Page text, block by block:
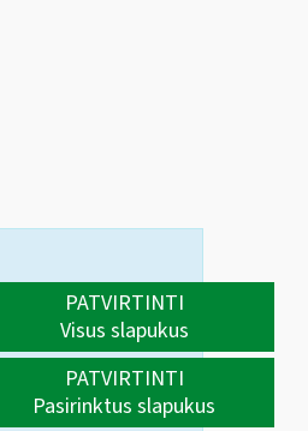
PATVIRTINTI
Visus slapukus
PATVIRTINTI
Pasirinktus slapukus